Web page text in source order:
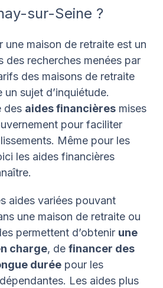
sur-Seine ?
une maison de retraite est un
des recherches menées par
des maisons de retraite
sujet d’inquiétude.
des aides financières mises
pour faciliter
Même pour les
les aides financières
aides variées pouvant
une maison de retraite ou
permettent d’obtenir une
charge, de financer des
durée pour les
Les aides plus